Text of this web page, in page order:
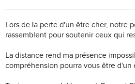
Lors de la perte d'un être cher, notre
rassemblent pour soutenir ceux qui
La distance rend ma présence
compréhension pourra vous être d'un